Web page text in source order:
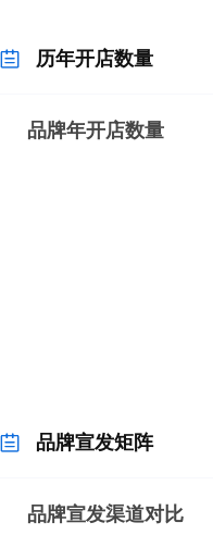
历年开店数量
品牌宣发矩阵